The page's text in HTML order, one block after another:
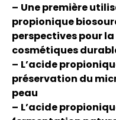
– Une première
propionique
perspectives pour
cosmétiques
– L’acide
préservation du
peau
– L’acide